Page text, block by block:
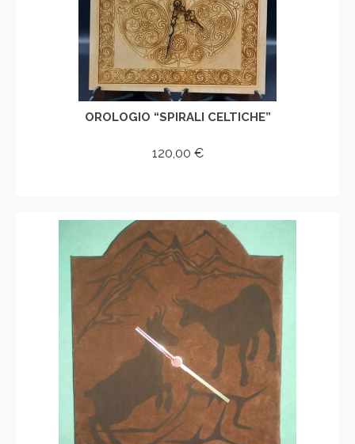
OROLOGIO “SPIRALI CELTICHE”
120,00 €